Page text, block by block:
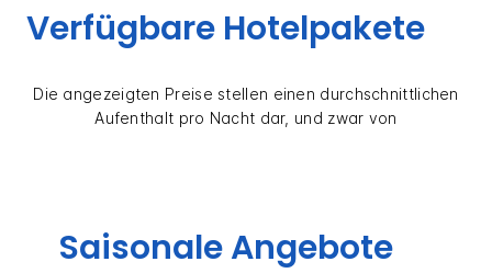
Verfügbare Hotelpakete
Die angezeigten Preise stellen einen durchschnittlichen
Aufenthalt pro Nacht dar, und zwar von
Saisonale Angebote